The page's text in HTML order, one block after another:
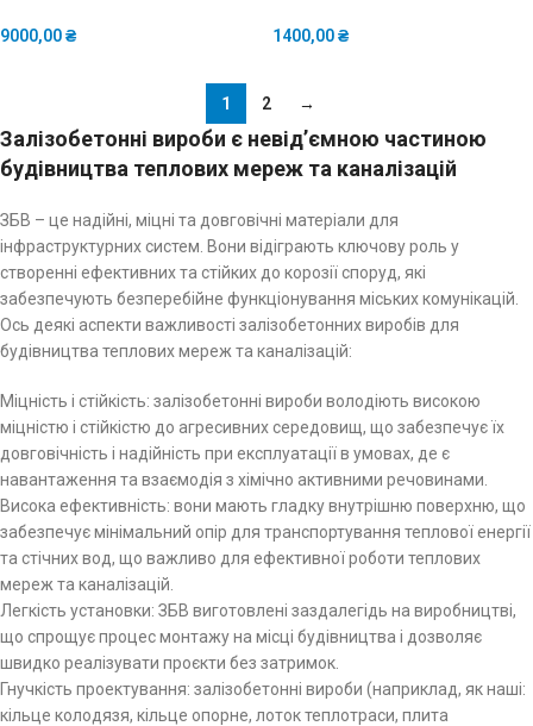
9000,00₴ 1400,00₴
1 2 →
Залізобетонні вироби є невід’ємною частиною
будівництва теплових мереж та каналізацій
ЗБВ – це надійні, міцні та довговічні матеріали для
інфраструктурних систем. Вони відіграють ключову роль у
створенні ефективних та стійких до корозії споруд, які
забезпечують безперебійне функціонування міських комунікацій.
Ось деякі аспекти важливості залізобетонних виробів для
будівництва теплових мереж та каналізацій:
Міцність і стійкість: залізобетонні вироби володіють високою
міцністю і стійкістю до агресивних середовищ, що забезпечує їх
довговічність і надійність при експлуатації в умовах, де є
навантаження та взаємодія з хімічно активними речовинами.
Висока ефективність: вони мають гладку внутрішню поверхню, що
забезпечує мінімальний опір для транспортування теплової енергії
та стічних вод, що важливо для ефективної роботи теплових
мереж та каналізацій.
Легкість установки: ЗБВ виготовлені заздалегідь на виробництві,
що спрощує процес монтажу на місці будівництва і дозволяє
швидко реалізувати проєкти без затримок.
Гнучкість проектування: залізобетонні вироби (наприклад, як наші:
кільце колодязя, кільце опорне, лоток теплотраси, плита